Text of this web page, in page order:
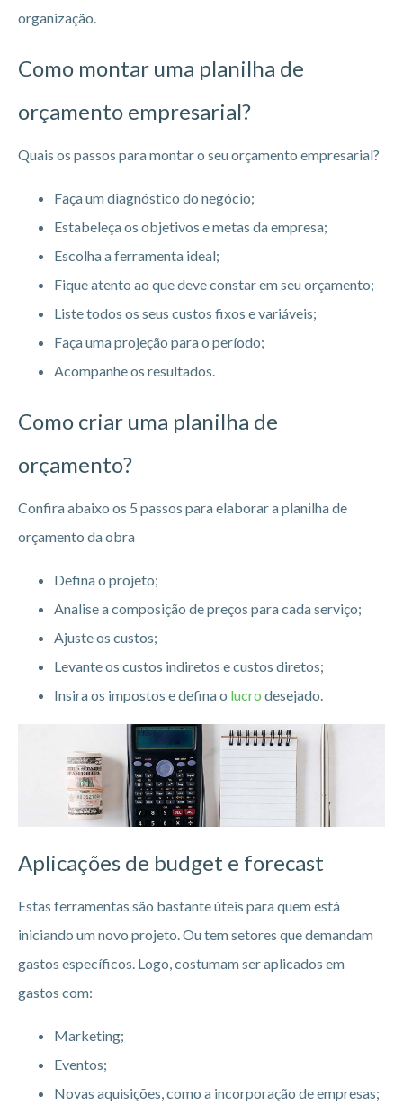
organização.
Como montar uma planilha de
orçamento empresarial?
Quais os passos para montar o seu orçamento empresarial?
Faça um diagnóstico do negócio;
Estabeleça os objetivos e metas da empresa;
Escolha a ferramenta ideal;
Fique atento ao que deve constar em seu orçamento;
Liste todos os seus custos fixos e variáveis;
Faça uma projeção para o período;
Acompanhe os resultados.
Como criar uma planilha de
orçamento?
Confira abaixo os 5 passos para elaborar a planilha de
orçamento da obra
Defina o projeto;
Analise a composição de preços para cada serviço;
Ajuste os custos;
Levante os custos indiretos e custos diretos;
Insira os impostos e defina o lucro desejado.
Aplicações de budget e forecast
Estas ferramentas são bastante úteis para quem está
iniciando um novo projeto. Ou tem setores que demandam
gastos específicos. Logo, costumam ser aplicados em
gastos com:
Marketing;
Eventos;
Novas aquisições, como a incorporação de empresas;